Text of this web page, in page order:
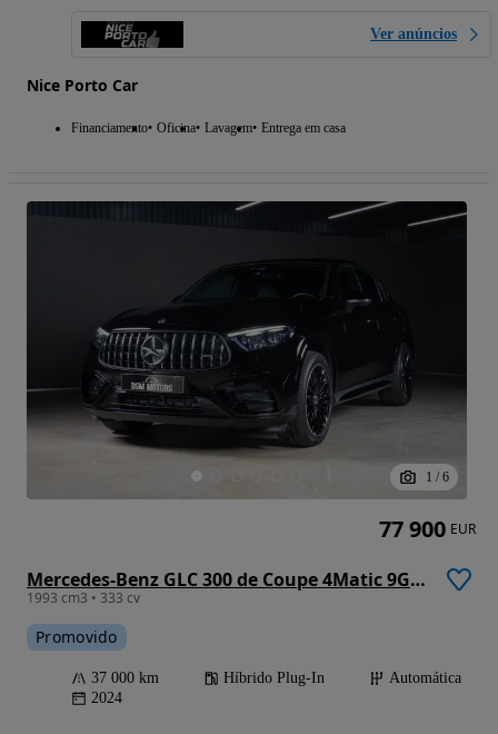
Ver anúncios
Nice Porto Car
Financiamento Oficina Lavagem Entrega em casa
1 / 6
Mercedes-Benz GLC 300 de Coupe 4Matic 9G-TRONIC AMG Line Advanced
1993 cm3 • 333 cv
Promovido
37 000 km Híbrido Plug-In
Automática
2024
77 900 EUR